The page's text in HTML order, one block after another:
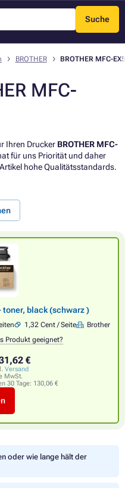
Suche
Menü
BROTHER BROTHER MFC-
MFC-
Ihren Drucker BROTHER MFC-
für uns Priorität und daher
Artikel hohe Qualitätsstandards.
toner, black (schwarz )
1,32 Cent / Seite
Brother
Produkt geeignet?
€
Versand
MwSt.
30 Tage: 130,06 €
oder wie lange hält der